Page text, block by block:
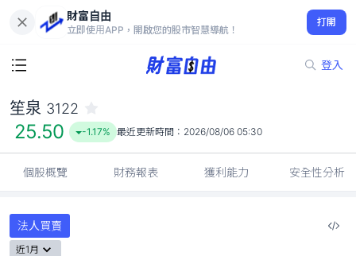
財富自由
立即使用APP，開啟您的股市智慧導航！
打開
登入
25.50
-1.17%
笙泉 3122
25.50 -1.17% 最近更新時間： 2026/08/06 05:30
個股概覽 財務報表 獲利能力 安全性分析
法人買賣
近1月